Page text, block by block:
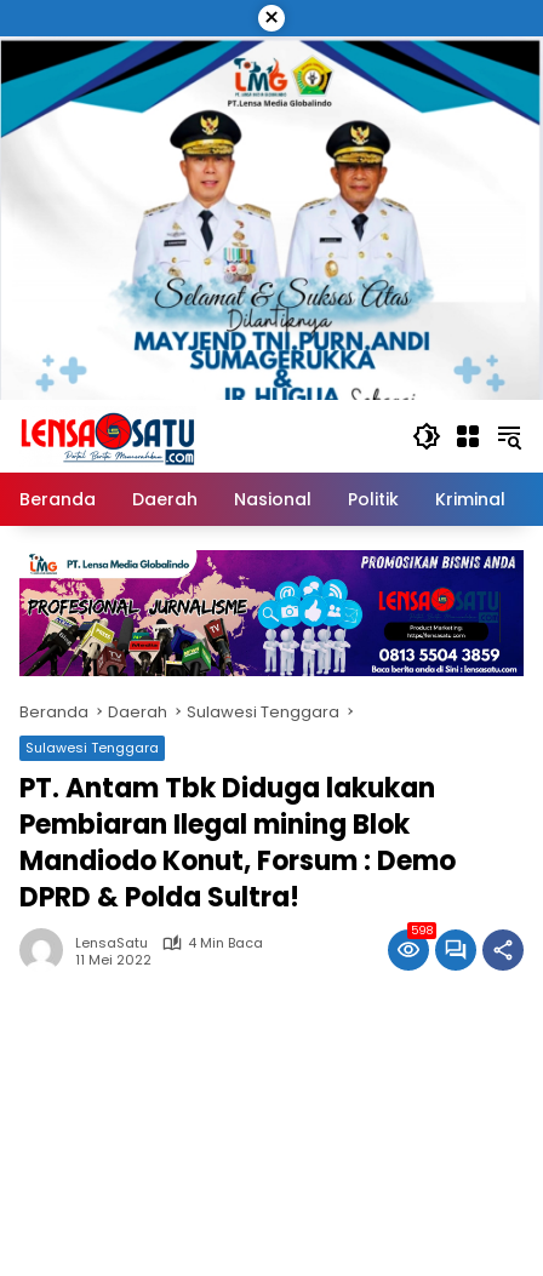
ke
konten
×
Beranda Daerah Nasional Politik Kriminal
Beranda Daerah Sulawesi Tenggara
Sulawesi Tenggara
PT. Antam Tbk Diduga lakukan
Pembiaran Ilegal mining Blok
Mandiodo Konut, Forsum : Demo
DPRD & Polda Sultra!
LensaSatu
4 Min Baca
11 Mei 2022
598